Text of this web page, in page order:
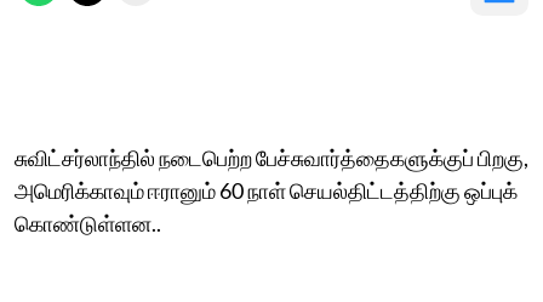
சுவிட்சர்லாந்தில் நடைபெற்ற பேச்சுவார்த்தைகளுக்குப் பிறகு,
அமெரிக்காவும் ஈரானும் 60 நாள் செயல்திட்டத்திற்கு ஒப்புக்
கொண்டுள்ளன..